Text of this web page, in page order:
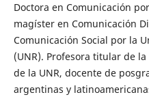
Doctora en Comunicación
magíster en Comunicación
Comunicación Social por la
(UNR). Profesora titular de
de la UNR, docente de
argentinas y